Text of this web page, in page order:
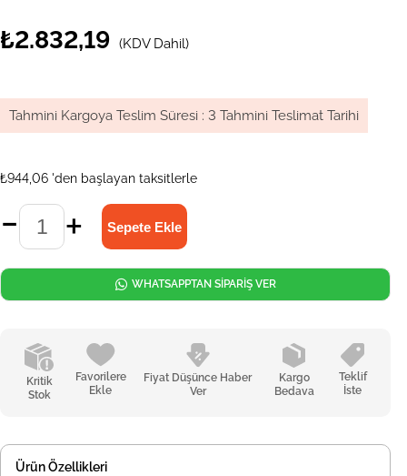
₺2.832,19 (KDV Dahil)
Tahmini Kargoya Teslim Süresi : 3 Tahmini Teslimat Tarihi
₺944,06 'den başlayan taksitlerle
Kritik
Stok
Favorilere
Ekle
Fiyat Düşünce Haber
Ver
Kargo
Bedava
Teklif
İste
WHATSAPPTAN SİPARİŞ VER
Ürün Özellikleri